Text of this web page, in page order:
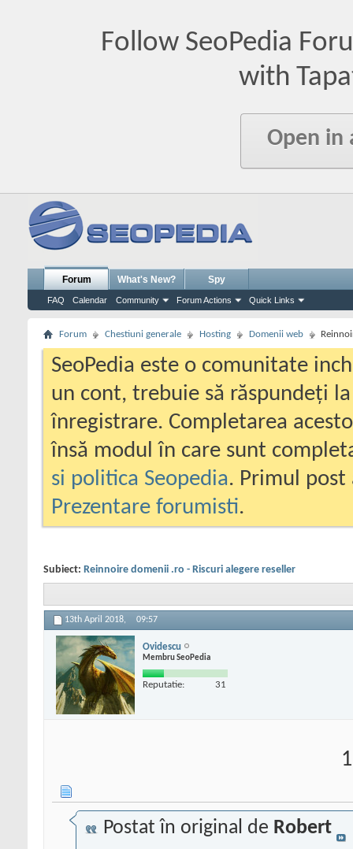
Follow SeoPedia
with
Open in
Forum
FAQ Calendar Community Forum Actions Quick Links
What's New? Spy
Forum Chestiuni generale Hosting Domenii web
SeoPedia este o comunitate
un cont, trebuie să răspundeți
înregistrare. Completarea
însă modul în care sunt
si politica Seopedia. Primul
Prezentare forumisti.
Subiect: Reinnoire domenii .ro - Riscuri alegere reseller
13th April 2018, 09:57
Ovidescu
Membru SeoPedia
Reputatie: 31
Postat în original de Robert